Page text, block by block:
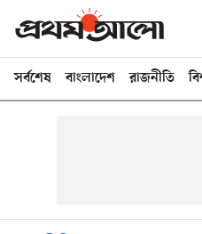
সর্বশেষ বাংলাদেশ রাজনীতি